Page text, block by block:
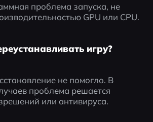
проблема запуска, не
GPU или CPU.
игру?
не помогло. В
проблема решается
или антивируса.